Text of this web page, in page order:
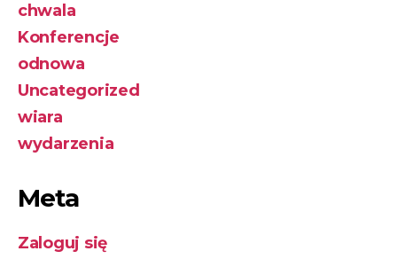
chwala
Konferencje
odnowa
Uncategorized
wiara
wydarzenia
Meta
Zaloguj się